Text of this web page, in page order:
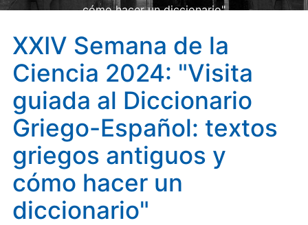
cómo hacer un diccionario"
XXIV Semana de la
Ciencia 2024: "Visita
guiada al Diccionario
Griego-Español: textos
griegos antiguos y
cómo hacer un
diccionario"